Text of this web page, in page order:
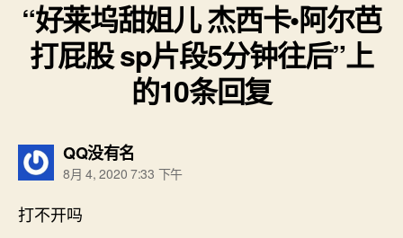
钟
往
后
“好莱坞甜姐儿 杰西卡•阿尔芭
打屁股 sp片段5分钟往后”上
的10条回复
QQ没有名
8月 4, 2020 7:33 下午
打不开吗